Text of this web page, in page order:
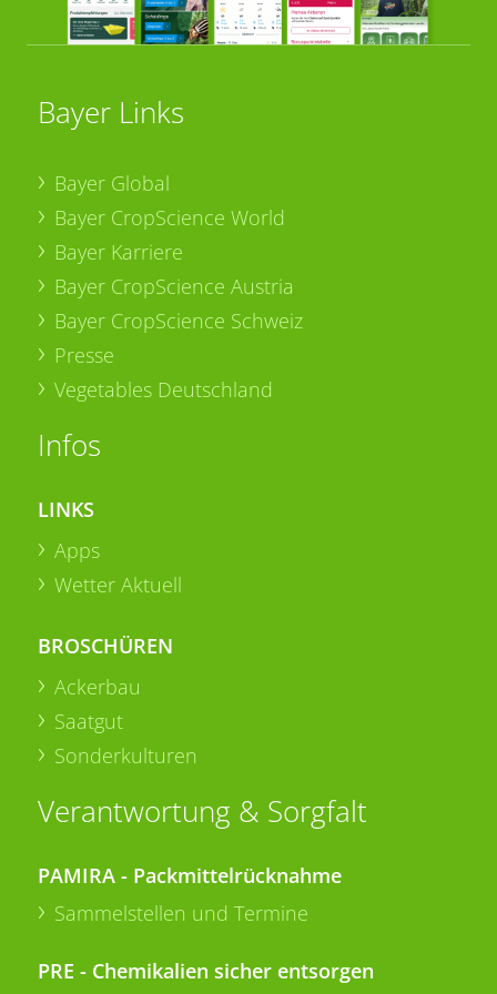
Bayer Links
Bayer Global
Bayer CropScience World
Bayer Karriere
Bayer CropScience Austria
Bayer CropScience Schweiz
Presse
Vegetables Deutschland
Infos
LINKS
Apps
Wetter Aktuell
BROSCHÜREN
Ackerbau
Saatgut
Sonderkulturen
Verantwortung & Sorgfalt
PAMIRA - Packmittelrücknahme
Sammelstellen und Termine
PRE - Chemikalien sicher entsorgen